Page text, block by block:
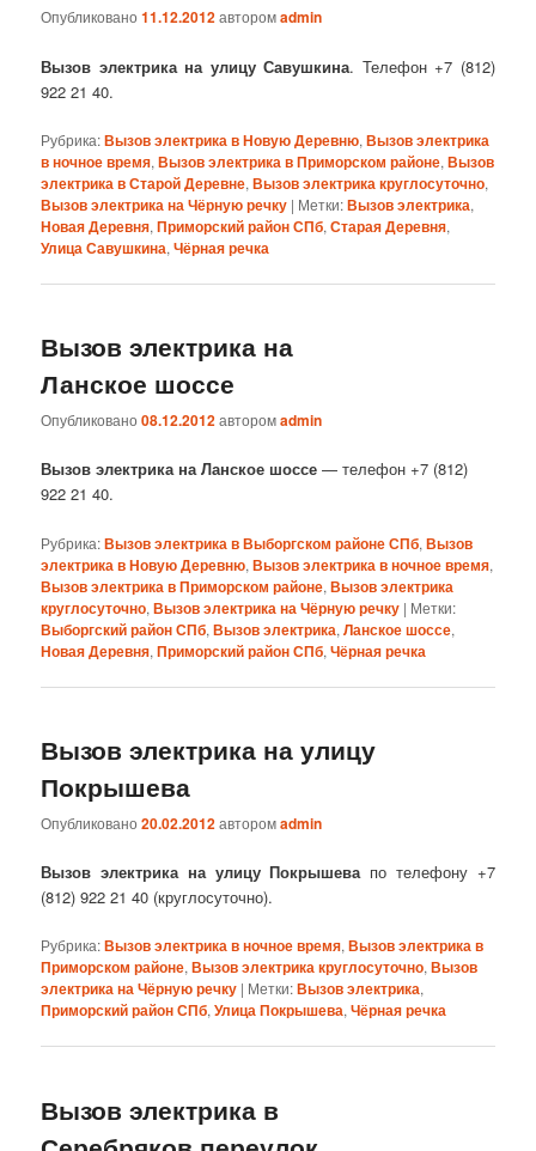
Опубликовано11.12.2012авторомadmin
Вызов электрика на улицу Савушкина. Телефон +7 (812)
922 21 40.
Рубрика:Вызов электрика в Новую Деревню,Вызов электрика
в ночное время,Вызов электрика в Приморском районе,Вызов
электрика в Старой Деревне,Вызов электрика круглосуточно,
Вызов электрика на Чёрную речку | Метки:Вызов электрика,
Новая Деревня,Приморский район СПб,Старая Деревня,
Улица Савушкина,Чёрная речка
Вызов электрика на
Ланское шоссе
Опубликовано08.12.2012авторомadmin
Вызов электрика на Ланское шоссе — телефон +7 (812)
922 21 40.
Рубрика:Вызов электрика в Выборгском районе СПб,Вызов
электрика в Новую Деревню,Вызов электрика в ночное время,
Вызов электрика в Приморском районе,Вызов электрика
круглосуточно,Вызов электрика на Чёрную речку | Метки:
Выборгский район СПб,Вызов электрика,Ланское шоссе,
Новая Деревня,Приморский район СПб,Чёрная речка
Вызов электрика на улицу
Покрышева
Опубликовано20.02.2012авторомadmin
Вызов электрика на улицу Покрышевапо телефону +7
(812) 922 21 40 (круглосуточно).
Рубрика:Вызов электрика в ночное время,Вызов электрика в
Приморском районе,Вызов электрика круглосуточно,Вызов
электрика на Чёрную речку | Метки:Вызов электрика,
Приморский район СПб,Улица Покрышева,Чёрная речка
Вызов электрика в